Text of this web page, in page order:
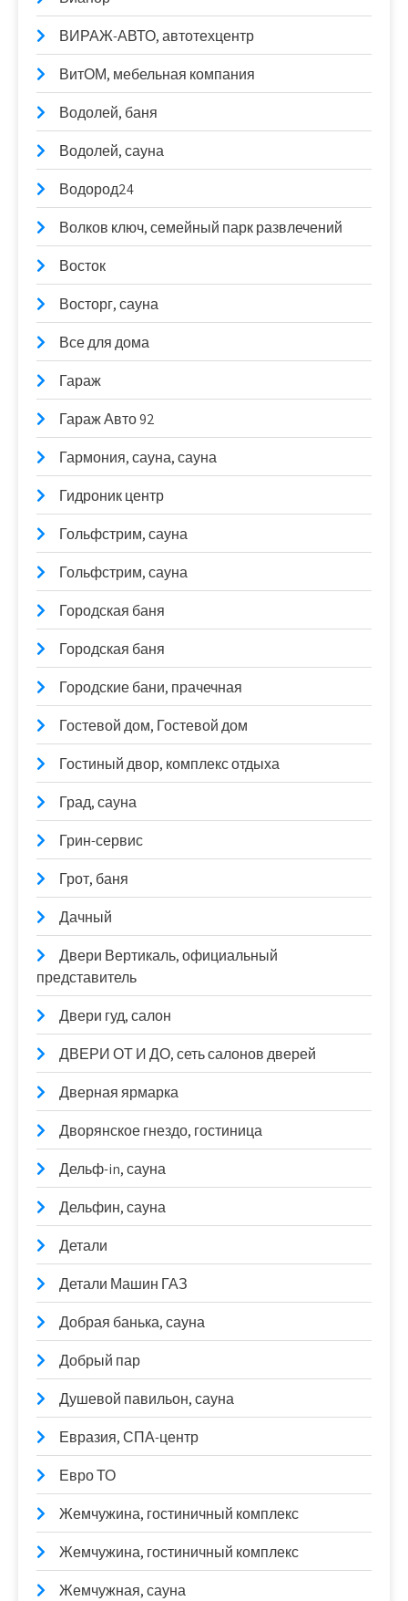
ВИРАЖ-АВТО, автотехцентр
ВитОМ, мебельная компания
Водолей, баня
Водолей, сауна
Водород24
Волков ключ, семейный парк развлечений
Восток
Восторг, сауна
Все для дома
Гараж
Гараж Авто 92
Гармония, сауна, сауна
Гидроник центр
Гольфстрим, сауна
Гольфстрим, сауна
Городская баня
Городская баня
Городские бани, прачечная
Гостевой дом, Гостевой дом
Гостиный двор, комплекс отдыха
Град, сауна
Грин-сервис
Грот, баня
Дачный
Двери Вертикаль, официальный
представитель
Двери гуд, салон
ДВЕРИ ОТ И ДО, сеть салонов дверей
Дверная ярмарка
Дворянское гнездо, гостиница
Дельф-in, сауна
Дельфин, сауна
Детали
Детали Машин ГАЗ
Добрая банька, сауна
Добрый пар
Душевой павильон, сауна
Евразия, СПА-центр
Евро ТО
Жемчужина, гостиничный комплекс
Жемчужина, гостиничный комплекс
Жемчужная, сауна